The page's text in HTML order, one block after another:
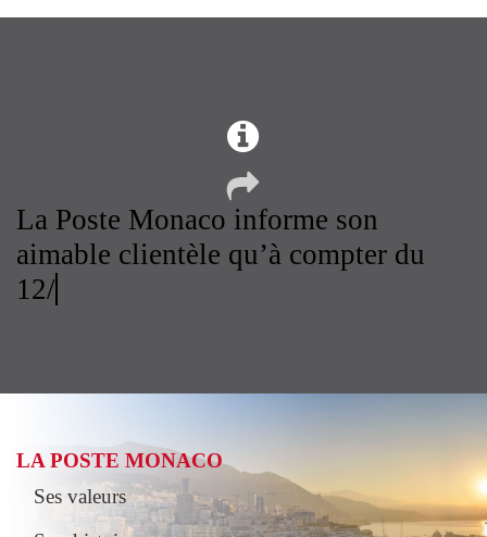
La Poste Monaco informe son
aimable clientèle qu’à compter du
12/0
LA POSTE MONACO
Ses valeurs